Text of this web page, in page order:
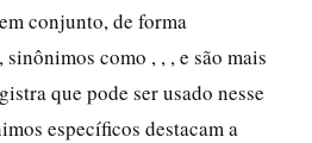
conjunto, de forma
sinônimos como , , , e são mais
que pode ser usado nesse
específicos destacam a